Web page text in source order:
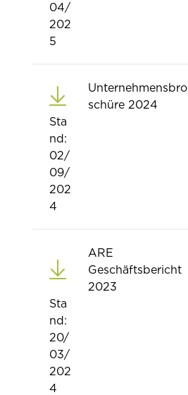
04/
202
5
Unternehmensbro
schüre 2024
Sta
nd:
02/
09/
202
4
ARE
Geschäftsbericht
2023
Sta
nd:
20/
03/
202
4